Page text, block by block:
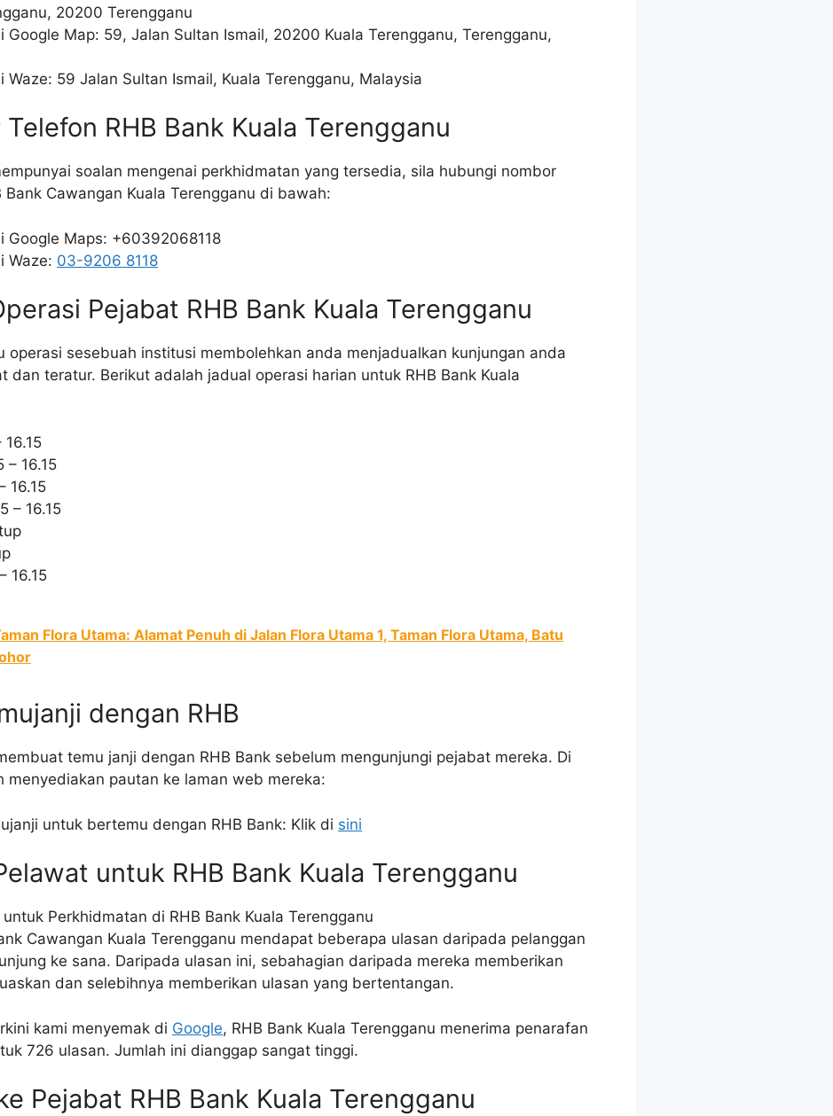
20200 Terengganu
Google Map: 59, Jalan Sultan Ismail, 20200 Kuala Terengganu, Terengganu,
Waze: 59 Jalan Sultan Ismail, Kuala Terengganu, Malaysia
RHB Bank Kuala Terengganu
soalan mengenai perkhidmatan yang tersedia, sila hubungi nombor
Bank Cawangan Kuala Terengganu di bawah:
Google Maps: +60392068118
Waze: 03-9206 8118
Pejabat RHB Bank Kuala Terengganu
operasi sesebuah institusi membolehkan anda menjadualkan kunjungan anda
dan teratur. Berikut adalah jadual operasi harian untuk RHB Bank Kuala
16.15
– 16.15
16.15
– 16.15
16.15
Flora Utama: Alamat Penuh di Jalan Flora Utama 1, Taman Flora Utama, Batu
dengan RHB
temu janji dengan RHB Bank sebelum mengunjungi pejabat mereka. Di
menyediakan pautan ke laman web mereka:
untuk bertemu dengan RHB Bank: Klik di sini
untuk RHB Bank Kuala Terengganu
Cawangan Kuala Terengganu mendapat beberapa ulasan daripada pelanggan
ke sana. Daripada ulasan ini, sebahagian daripada mereka memberikan
dan selebihnya memberikan ulasan yang bertentangan.
kami menyemak di Google, RHB Bank Kuala Terengganu menerima penarafan
726 ulasan. Jumlah ini dianggap sangat tinggi.
Pejabat RHB Bank Kuala Terengganu